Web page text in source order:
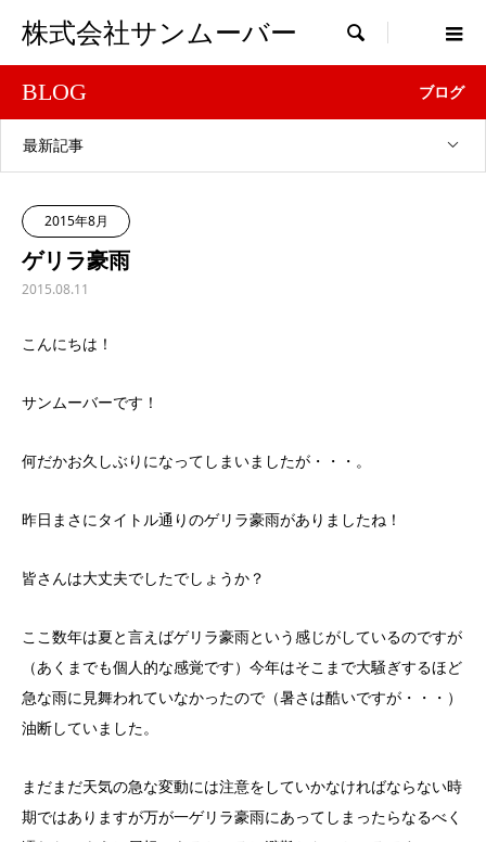
株式会社サンムーバー 
BLOG ブログ
最新記事
2015年8月
ゲリラ豪雨
2015.08.11
こんにちは！
サンムーバーです！
何だかお久しぶりになってしまいましたが・・・。
昨日まさにタイトル通りのゲリラ豪雨がありましたね！
皆さんは大丈夫でしたでしょうか？
ここ数年は夏と言えばゲリラ豪雨という感じがしているのですが
（あくまでも個人的な感覚です）今年はそこまで大騒ぎするほど
急な雨に見舞われていなかったので（暑さは酷いですが・・・）
油断していました。
まだまだ天気の急な変動には注意をしていかなければならない時
期ではありますが万が一ゲリラ豪雨にあってしまったらなるべく